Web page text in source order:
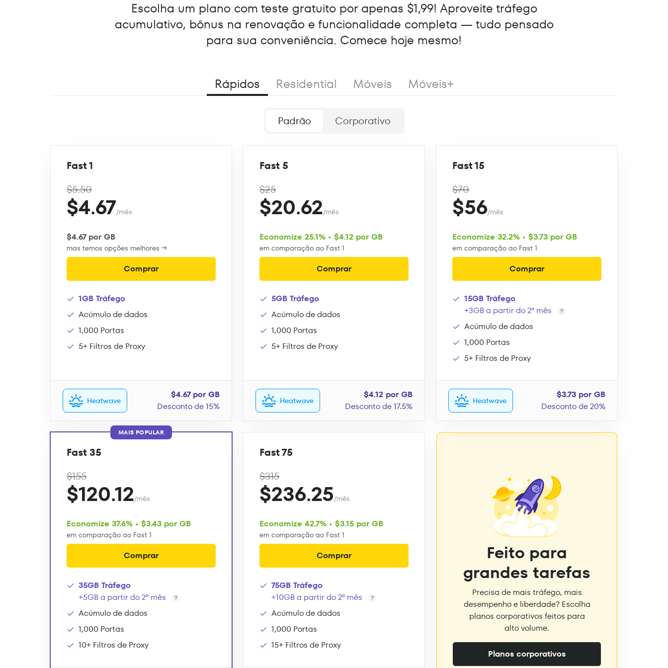
Escolha um plano com teste gratuito por apenas $1,99! Aproveite tráfego
acumulativo, bônus na renovação e funcionalidade completa — tudo pensado
para sua conveniência. Comece hoje mesmo!
Rápidos Residential Móveis Móveis+
Padrão Corporativo
Fast 1
$5.50
$4.67/mês
$4.67 por GB
mas temos opções melhores →
Comprar
1GB Tráfego
Acúmulo de dados
1,000 Portas
5+ Filtros de Proxy
Heatwave
$4.67 por GB
Desconto de 15%
Fast 5
$25
$20.62/mês
Economize 25.1% • $4.12 por GB
em comparação ao Fast 1
Comprar
5GB Tráfego
Acúmulo de dados
1,000 Portas
5+ Filtros de Proxy
Heatwave
$4.12 por GB
Desconto de 17.5%
Fast 15
$70
$56/mês
Economize 32.2% • $3.73 por GB
em comparação ao Fast 1
Comprar
15GB Tráfego
+3GB a partir do 2º mês
Acúmulo de dados
1,000 Portas
5+ Filtros de Proxy
Heatwave
$3.73 por GB
Desconto de 20%
MAIS POPULAR
Fast 35
$155
$120.12/mês
Economize 37.6% • $3.43 por GB
em comparação ao Fast 1
Comprar
35GB Tráfego
+5GB a partir do 2º mês
Acúmulo de dados
1,000 Portas
10+ Filtros de Proxy
Fast 75
$315
$236.25/mês
Economize 42.7% • $3.15 por GB
em comparação ao Fast 1
Comprar
75GB Tráfego
+10GB a partir do 2º mês
Acúmulo de dados
1,000 Portas
15+ Filtros de Proxy
Feito para
grandes tarefas
Precisa de mais tráfego, mais
desempenho e liberdade? Escolha
planos corporativos feitos para
alto volume.
Planos corporativos